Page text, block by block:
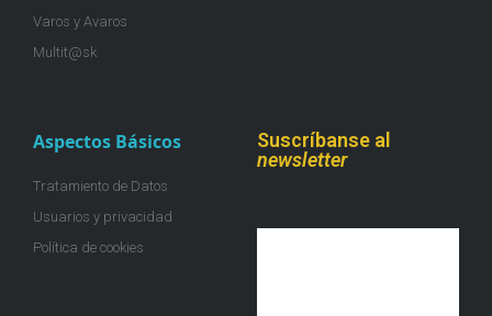
Varos y Avaros
Multit@sk
Aspectos Básicos
Tratamiento de Datos
Usuarios y privacidad
Política de cookies
Suscríbanse al
newsletter